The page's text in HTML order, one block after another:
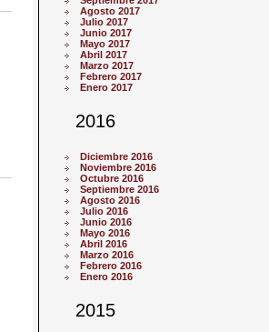
Agosto 2017
Julio 2017
Junio 2017
Mayo 2017
Abril 2017
Marzo 2017
Febrero 2017
Enero 2017
2016
Diciembre 2016
Noviembre 2016
Octubre 2016
Septiembre 2016
Agosto 2016
Julio 2016
Junio 2016
Mayo 2016
Abril 2016
Marzo 2016
Febrero 2016
Enero 2016
2015